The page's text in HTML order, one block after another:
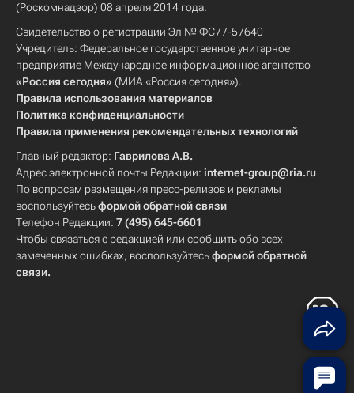
(Роскомнадзор) 08 апреля 2014 года.
Свидетельство о регистрации Эл № ФС77-57640
Учредитель: Федеральное государственное унитарное
предприятие Международное информационное агентство
«Россия сегодня» (МИА «Россия сегодня»).
Правила использования материалов
Политика конфиденциальности
Правила применения рекомендательных технологий
Главный редактор: Гаврилова А.В.
Адрес электронной почты Редакции: internet-group@ria.ru
По вопросам размещения пресс-релизов и рекламы
воспользуйтесьформой обратной связи
Телефон Редакции: 7 (495) 645-6601
Чтобы связаться с редакцией или сообщить обо всех
замеченных ошибках, воспользуйтесьформой обратной
связи.